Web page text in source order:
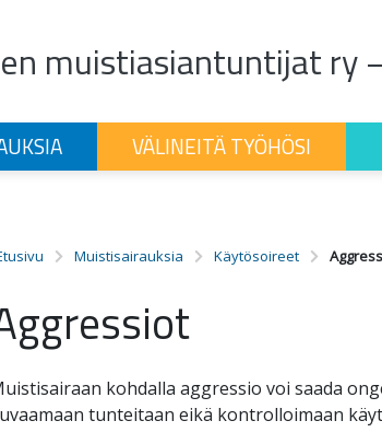
muistiasiantuntijat ry
VÄLINEITÄ TYÖHÖSI
Muistisairauksia Käytösoireet
kohdalla aggressio voi saada
tunteitaan eikä kontrolloimaan